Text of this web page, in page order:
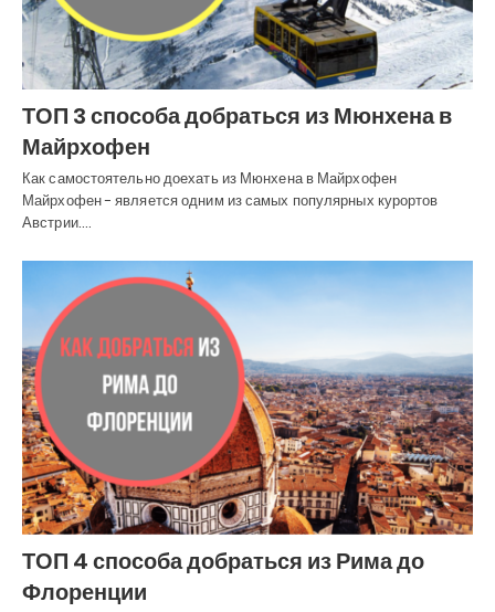
ТОП 3 способа добраться из Мюнхена в
Майрхофен
Как самостоятельно доехать из Мюнхена в Майрхофен
Майрхофен - является одним из самых популярных курортов
Австрии.…
ТОП 4 способа добраться из Рима до
Флоренции